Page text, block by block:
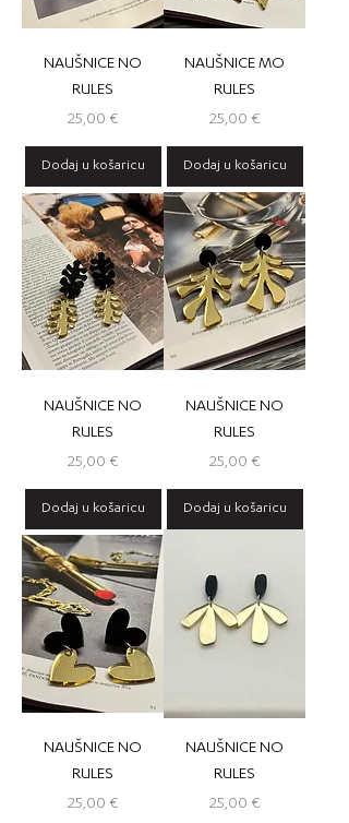
NAUŠNICE NO
RULES
Cijena
25,00 €
Dodaj u košaricu
NAUŠNICE MO
RULES
Cijena
25,00 €
Dodaj u košaricu
NAUŠNICE NO
RULES
Cijena
25,00 €
Dodaj u košaricu
NAUŠNICE NO
RULES
Cijena
25,00 €
Dodaj u košaricu
NAUŠNICE NO
RULES
Cijena
25,00 €
NAUŠNICE NO
RULES
Cijena
25,00 €